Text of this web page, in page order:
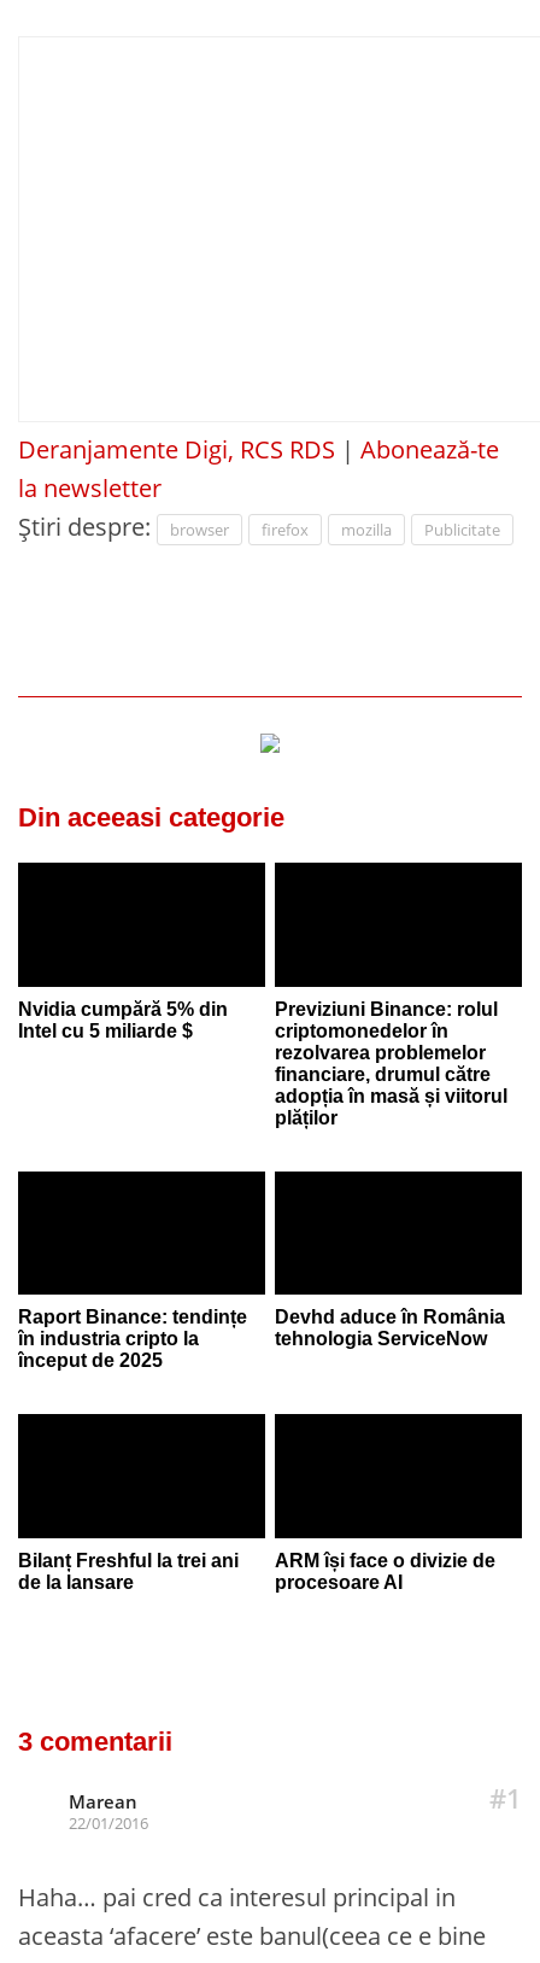
Deranjamente Digi, RCS RDS | Abonează-te
la newsletter
Știri despre:
browser firefox mozilla Publicitate
Din aceeasi categorie
Nvidia cumpără 5% din
Intel cu 5 miliarde $
Previziuni Binance: rolul
criptomonedelor în
rezolvarea problemelor
financiare, drumul către
adopția în masă și viitorul
plăților
Raport Binance: tendințe
în industria cripto la
început de 2025
Devhd aduce în România
tehnologia ServiceNow
Bilanț Freshful la trei ani
de la lansare
ARM își face o divizie de
procesoare AI
3 comentarii
#1
Marean
22/01/2016
Haha… pai cred ca interesul principal in
aceasta ‘afacere’ este banul(ceea ce e bine